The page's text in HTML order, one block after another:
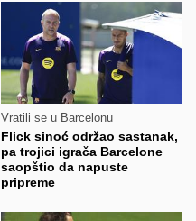
Vratili se u Barcelonu
Flick sinoć održao sastanak,
pa trojici igrača Barcelone
saopštio da napuste
pripreme